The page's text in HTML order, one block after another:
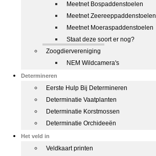
Meetnet Bospaddenstoelen
Meetnet Zeereeppaddenstoelen
Meetnet Moeraspaddenstoelen
Staat deze soort er nog?
Zoogdiervereniging
NEM Wildcamera's
Determineren
Eerste Hulp Bij Determineren
Determinatie Vaatplanten
Determinatie Korstmossen
Determinatie Orchideeën
Het veld in
Veldkaart printen